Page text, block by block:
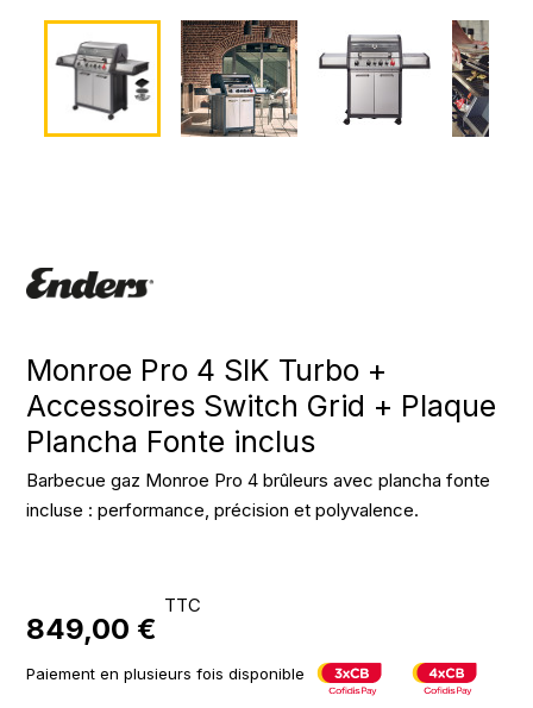
Monroe Pro 4 SIK Turbo +
Accessoires Switch Grid + Plaque
Plancha Fonte inclus
Barbecue gaz Monroe Pro 4 brûleurs avec plancha fonte
incluse : performance, précision et polyvalence.
849,00 €
TTC
Paiement en plusieurs fois disponible